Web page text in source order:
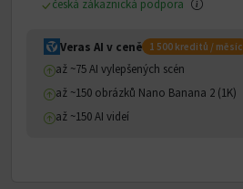
česká zákaznická podpora
Veras AI v ceně 1 500 kreditů / měsíc
až ~75 AI vylepšených scén
až ~150 obrázků Nano Banana 2 (1K)
až ~150 AI videí